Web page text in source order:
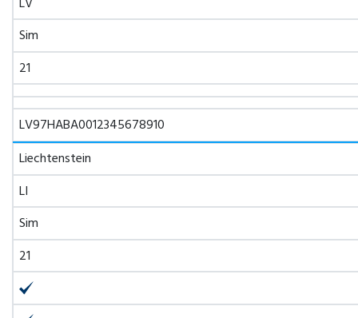
Sim
21
LV97HABA0012345678910
Liechtenstein
LI
Sim
21